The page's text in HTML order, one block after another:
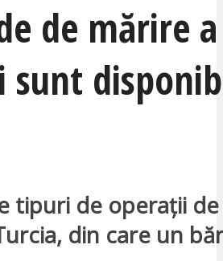
de mărire a
sunt
tipuri de operații
din care un